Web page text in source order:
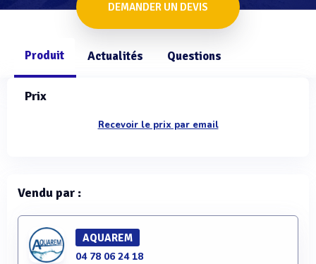
DEMANDER UN DEVIS
Produit Actualités Questions
Prix
Recevoir le prix par email
Vendu par :
AQUAREM
04 78 06 24 18